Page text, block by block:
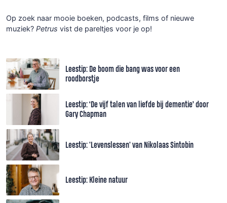
Op zoek naar mooie boeken, podcasts, films of nieuwe
muziek? Petrus vist de pareltjes voor je op!
Leestip: De boom die bang was voor een
roodborstje
Leestip: ‘De vijf talen van liefde bij dementie’ door
Gary Chapman
Leestip: 'Levenslessen' van Nikolaas Sintobin
Leestip: Kleine natuur